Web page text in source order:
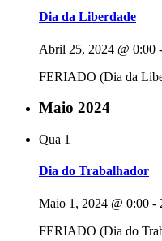
Dia da Liberdade
Abril 25, 2024 @ 0:00 -
FERIADO (Dia da
Maio 2024
Qua 1
Dia do Trabalhador
Maio 1, 2024 @ 0:00 -
FERIADO (Dia do